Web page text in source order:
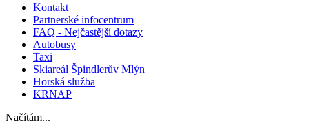
Kontakt
Partnerské infocentrum
FAQ - Nejčastější dotazy
Autobusy
Taxi
Skiareál Špindlerův Mlýn
Horská služba
KRNAP
Načítám...